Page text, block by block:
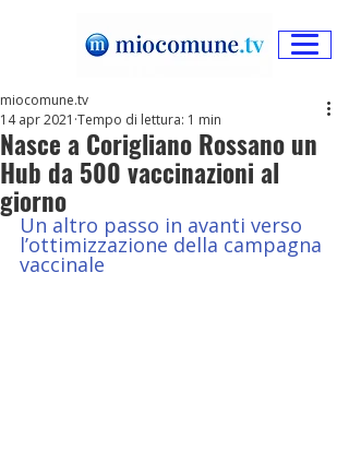
Nasce a Corigliano Rossano un
Hub da 500 vaccinazioni al
giorno
miocomune.tv
14 apr 2021 Tempo di lettura: 1 min
Un altro passo in avanti verso
l’ottimizzazione della campagna
vaccinale